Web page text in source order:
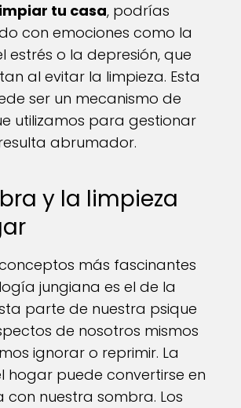
tu casa, podrías
con emociones como la
estrés o la depresión, que
al evitar la limpieza. Esta
ser un mecanismo de
utilizamos para gestionar
abrumador.
y la limpieza
más fascinantes
jungiana es el de la
parte de nuestra psique
de nosotros mismos
ignorar o reprimir. La
hogar puede convertirse en
nuestra sombra. Los